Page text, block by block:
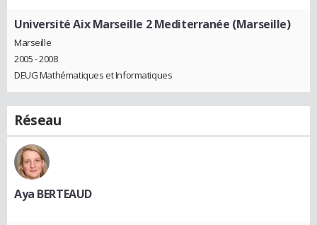
Université Aix Marseille 2 Mediterranée (Marseille)
Marseille
2005 - 2008
DEUG Mathématiques et Informatiques
Réseau
Aya BERTEAUD